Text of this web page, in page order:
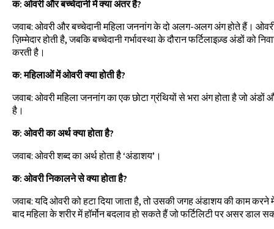
क: ओवरी और बच्चेदानी में क्या अंतर है?
जवाब: ओवरी और बच्चेदानी महिला जननांग के दो अलग-अलग अंग होते हैं।
ज़िम्मेदार होती है, जबकि बच्चेदानी गर्भावस्था के दौरान फर्टिलाइज़्ड अंडों को
करती है।
क: महिलाओं में ओवरी क्या होती है?
जवाब: ओवरी महिला जननांग का एक छोटा ग्रंथियों से भरा अंग होता है जो अंडों
है।
क: ओवरी का अर्थ क्या होता है?
जवाब: ओवरी शब्द का अर्थ होता है ‘अंडाशय’।
क: ओवरी निकालने से क्या होता है?
जवाब: यदि ओवरी को हटा दिया जाता है, तो उसकी जगह अंडाशय की काम
बाद महिला के शरीर में हॉर्मोन बदलाव हो सकते हैं जो फर्टिलिटी पर असर डाल